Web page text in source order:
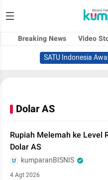
Breaking News Video
SATU Indonesia
Dolar AS
Rupiah Melemah ke Level
Dolar AS
kumparanBISNIS
4 Agt 2026